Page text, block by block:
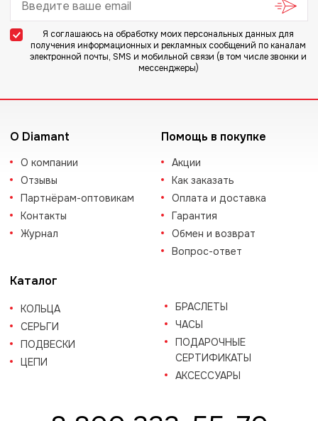
Я соглашаюсь на обработку моих персональных данных для
получения информационных и рекламных сообщений по каналам
электронной почты, SMS и мобильной связи (в том числе звонки и
мессенджеры)
О Diamant
О компании
Отзывы
Партнёрам-оптовикам
Контакты
Журнал
Помощь в покупке
Акции
Как заказать
Оплата и доставка
Гарантия
Обмен и возврат
Вопрос-ответ
Каталог
КОЛЬЦА
СЕРЬГИ
ПОДВЕСКИ
ЦЕПИ
БРАСЛЕТЫ
ЧАСЫ
ПОДАРОЧНЫЕ
СЕРТИФИКАТЫ
АКСЕССУАРЫ